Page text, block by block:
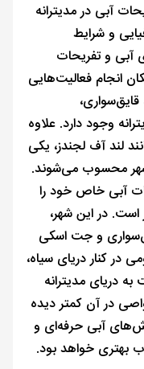
آبی در مدیترانه
و شرایط
و تفریحات
انجام فعالیت‌هایی
وجود دارد. علاوه
لند آف لجندز، یکی
محسوب می‌شوند.
آبی خاص خود را
است. در این شهر،
و جت اسکی
در کنار دریای سیاه،
دریای مدیترانه
در آن کمتر دیده
آبی حرفه‌ای و
بهتری خواهد بود.